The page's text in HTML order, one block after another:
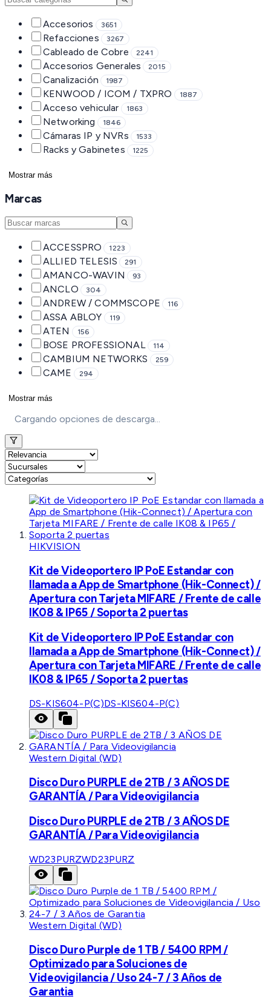
Accesorios 3651
Refacciones 3267
Cableado de Cobre 2241
Accesorios Generales 2015
Canalización 1987
KENWOOD / ICOM / TXPRO 1887
Acceso vehicular 1863
Networking 1846
Cámaras IP y NVRs 1533
Racks y Gabinetes 1225
Mostrar más
Marcas
ACCESSPRO 1223
ALLIED TELESIS 291
AMANCO-WAVIN 93
ANCLO 304
ANDREW / COMMSCOPE 116
ASSA ABLOY 119
ATEN 156
BOSE PROFESSIONAL 114
CAMBIUM NETWORKS 259
CAME 294
Mostrar más
Cargando opciones de descarga...
HIKVISION
Kit de Videoportero IP PoE Estandar con
llamada a App de Smartphone (Hik-Connect) /
Apertura con Tarjeta MIFARE / Frente de calle
IK08 & IP65 / Soporta 2 puertas
Kit de Videoportero IP PoE Estandar con
llamada a App de Smartphone (Hik-Connect) /
Apertura con Tarjeta MIFARE / Frente de calle
IK08 & IP65 / Soporta 2 puertas
DS-KIS604-P(C)DS-KIS604-P(C)
Western Digital (WD)
Disco Duro PURPLE de 2TB / 3 AÑOS DE
GARANTÍA / Para Videovigilancia
Disco Duro PURPLE de 2TB / 3 AÑOS DE
GARANTÍA / Para Videovigilancia
WD23PURZWD23PURZ
Western Digital (WD)
Disco Duro Purple de 1 TB / 5400 RPM /
Optimizado para Soluciones de
Videovigilancia / Uso 24-7 / 3 Años de
Garantia